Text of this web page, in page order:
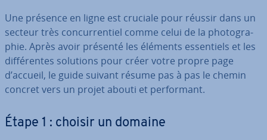
Une présence en ligne est cruciale pour réussir dans un
secteur très con­cur­ren­tiel comme celui de la pho­to­gra­
phie. Après avoir présenté les éléments es­sen­tiels et les
dif­fé­rentes solutions pour créer votre propre page
d’accueil, le guide suivant résume pas à pas le chemin
concret vers un projet abouti et per­for­mant.
Étape 1 : choisir un domaine